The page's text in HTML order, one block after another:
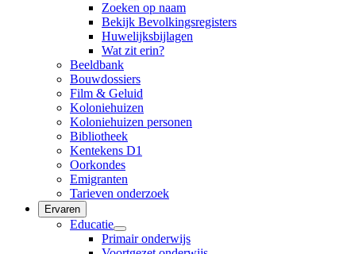
Zoeken op naam
Bekijk Bevolkingsregisters
Huwelijksbijlagen
Wat zit erin?
Beeldbank
Bouwdossiers
Film & Geluid
Koloniehuizen
Koloniehuizen personen
Bibliotheek
Kentekens D1
Oorkondes
Emigranten
Tarieven onderzoek
Ervaren
Educatie
Primair onderwijs